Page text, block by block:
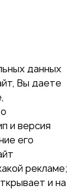
данных
Вы даете
и версия
его
рекламе;
и на